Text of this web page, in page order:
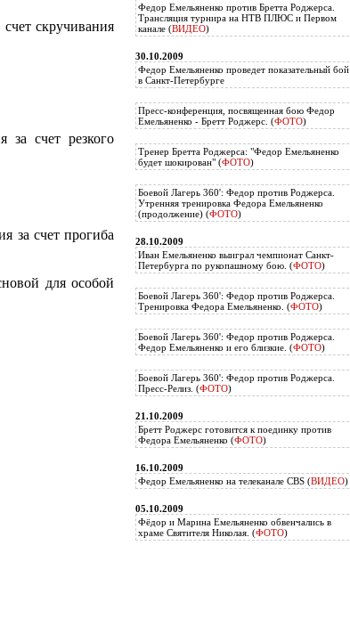
скручивания
за счет резкого
за счет прогиба
для особой
Федор Емельяненко против Бретта Роджерса.
Трансляция турнира на НТВ ПЛЮС и Первом
канале (ВИДЕО)
30.10.2009
Федор Емельяненко проведет показательный бой
в Санкт-Петербурге
Пресс-конференция, посвященная бою Федор
Емельяненко - Бретт Роджерс. (ФОТО)
Тренер Бретта Роджерса: "Федор Емельяненко
будет шокирован" (ФОТО)
Боевой Лагерь 360': Федор против Роджерса.
Утренняя тренировка Федора Емельяненко
(продолжение) (ФОТО)
28.10.2009
Иван Емельяненко выиграл чемпионат Санкт-
Петербурга по рукопашному бою. (ФОТО)
Боевой Лагерь 360': Федор против Роджерса.
Тренировка Федора Емельяненко. (ФОТО)
Боевой Лагерь 360': Федор против Роджерса.
Федор Емельяненко и его близкие. (ФОТО)
Боевой Лагерь 360': Федор против Роджерса.
Пресс-Релиз. (ФОТО)
21.10.2009
Бретт Роджерс готовится к поединку против
Федора Емельяненко (ФОТО)
16.10.2009
Федор Емельяненко на телеканале CBS (ВИДЕО)
05.10.2009
Фёдор и Марина Емельяненко обвенчались в
храме Святителя Николая. (ФОТО)